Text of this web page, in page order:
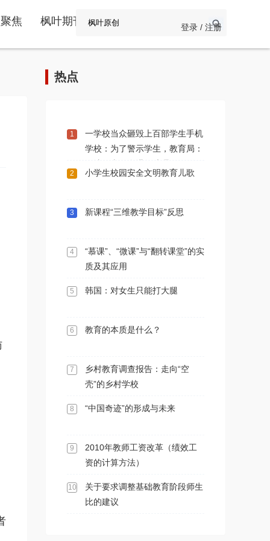
焦 枫叶期刊 登录 / 注册
热点
1
一学校当众砸毁上百部学生手机
学校：为了警示学生，教育局：
2 小学生校园安全文明教育儿歌
3 新课程“三维教学目标”反思
4
“慕课”、“微课”与“翻转课堂”的实
质及其应用
5 韩国：对女生只能打大腿
6 教育的本质是什么？
7
乡村教育调查报告：走向“空
壳”的乡村学校
8 “中国奇迹”的形成与未来
9
2010年教师工资改革（绩效工
资的计算方法）
10
关于要求调整基础教育阶段师生
比的建议